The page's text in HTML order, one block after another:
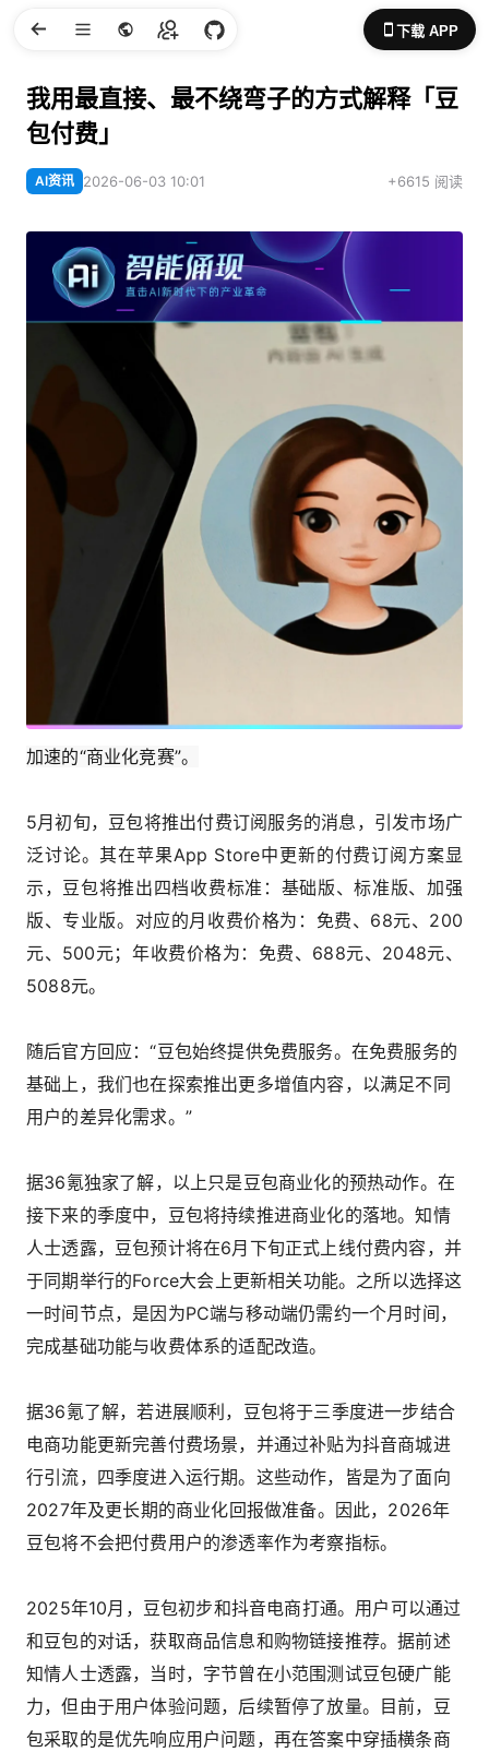
下载 APP
我用最直接、最不绕弯子的方式解释「豆
包付费」
AI资讯 2026-06-03 10:01 +6615 阅读
加速的“商业化竞赛”。
5月初旬，豆包将推出付费订阅服务的消息，引发市场广
泛讨论。其在苹果App Store中更新的付费订阅方案显
示，豆包将推出四档收费标准：基础版、标准版、加强
版、专业版。对应的月收费价格为：免费、68元、200
元、500元；年收费价格为：免费、688元、2048元、
5088元。
随后官方回应：“豆包始终提供免费服务。在免费服务的
基础上，我们也在探索推出更多增值内容，以满足不同
用户的差异化需求。”
据36氪独家了解，以上只是豆包商业化的预热动作。在
接下来的季度中，豆包将持续推进商业化的落地。知情
人士透露，豆包预计将在6月下旬正式上线付费内容，并
于同期举行的Force大会上更新相关功能。之所以选择这
一时间节点，是因为PC端与移动端仍需约一个月时间，
完成基础功能与收费体系的适配改造。
据36氪了解，若进展顺利，豆包将于三季度进一步结合
电商功能更新完善付费场景，并通过补贴为抖音商城进
行引流，四季度进入运行期。这些动作，皆是为了面向
2027年及更长期的商业化回报做准备。因此，2026年
豆包将不会把付费用户的渗透率作为考察指标。
2025年10月，豆包初步和抖音电商打通。用户可以通过
和豆包的对话，获取商品信息和购物链接推荐。据前述
知情人士透露，当时，字节曾在小范围测试豆包硬广能
力，但由于用户体验问题，后续暂停了放量。目前，豆
包采取的是优先响应用户问题，再在答案中穿插横条商